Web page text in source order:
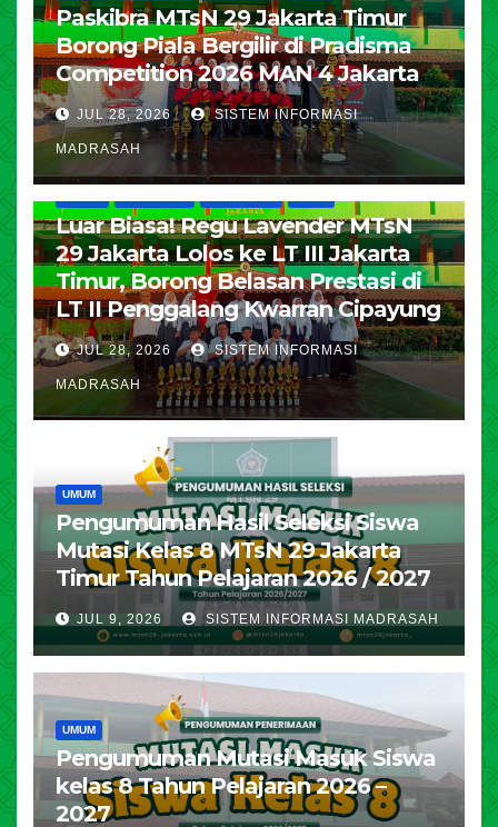
Paskibra MTsN 29 Jakarta Timur
Borong Piala Bergilir di Pradisma
Competition 2026 MAN 4 Jakarta
JUL 28, 2026 SISTEM INFORMASI
MADRASAH
Luar Biasa! Regu Lavender MTsN
29 Jakarta Lolos ke LT III Jakarta
Timur, Borong Belasan Prestasi di
LT II Penggalang Kwarran Cipayung
JUL 28, 2026 SISTEM INFORMASI
MADRASAH
UMUM
Pengumuman Hasil Seleksi Siswa
Mutasi Kelas 8 MTsN 29 Jakarta
Timur Tahun Pelajaran 2026 / 2027
JUL 9, 2026 SISTEM INFORMASI MADRASAH
UMUM
Pengumuman Mutasi Masuk Siswa
kelas 8 Tahun Pelajaran 2026 –
2027